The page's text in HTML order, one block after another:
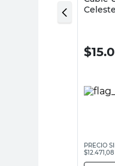
$
PRECIO
$12.471,08